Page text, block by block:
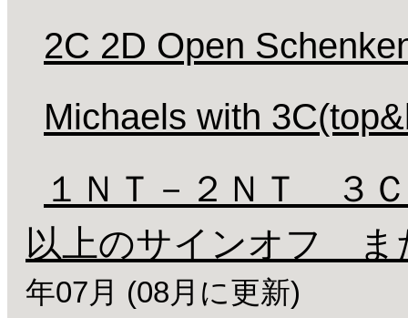
2C 2D Open
Michaels with
１ＮＴ－２ＮＴ ３
以上のサインオフ
年07月 (08月に更新)